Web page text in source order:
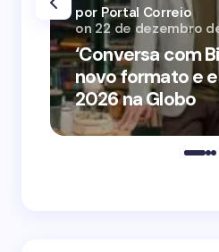
‘Conversa com
novo formato e
2026 na Globo
por Portal Correio
on 22 de dezembro